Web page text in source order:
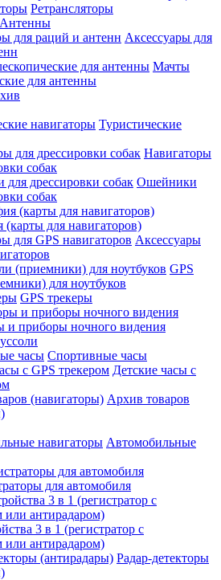
Ретрансляторы
Антенны
Аксессуары для
Мачты
для антенны
Туристические
Навигаторы
собак
Ошейники
собак
(карты для навигаторов)
Аксессуары
GPS
для ноутбуков
GPS трекеры
и приборы ночного видения
Спортивные часы
Детские часы с
Архив товаров
Автомобильные
для автомобиля
3 в 1 (регистратор с
или антирадаром)
Радар-детекторы